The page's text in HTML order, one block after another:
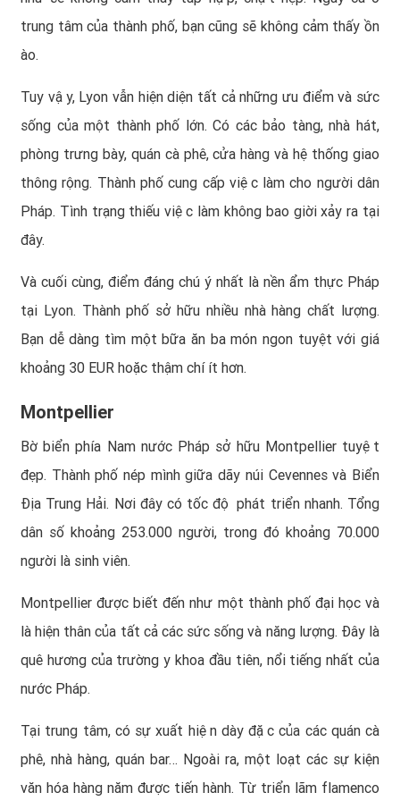
trung tâm của thành phố, bạn cũng sẽ không cảm thấy ồn
ào.
Tuy vậy, Lyon vẫn hiện diện tất cả những ưu điểm và sức
sống của một thành phố lớn. Có các bảo tàng, nhà hát,
phòng trưng bày, quán cà phê, cửa hàng và hệ thống giao
thông rộng. Thành phố cung cấp việc làm cho người dân
Pháp. Tình trạng thiếu việc làm không bao giời xảy ra tại
đây.
Và cuối cùng, điểm đáng chú ý nhất là nền ẩm thực Pháp
tại Lyon. Thành phố sở hữu nhiều nhà hàng chất lượng.
Bạn dễ dàng tìm một bữa ăn ba món ngon tuyệt với giá
khoảng 30 EUR hoặc thậm chí ít hơn.
Montpellier
Bờ biển phía Nam nước Pháp sở hữu Montpellier tuyệt
đẹp. Thành phố nép mình giữa dãy núi Cevennes và Biển
Địa Trung Hải. Nơi đây có tốc độ phát triển nhanh. Tổng
dân số khoảng 253.000 người, trong đó khoảng 70.000
người là sinh viên.
Montpellier được biết đến như một thành phố đại học và
là hiện thân của tất cả các sức sống và năng lượng. Đây là
quê hương của trường y khoa đầu tiên, nổi tiếng nhất của
nước Pháp.
Tại trung tâm, có sự xuất hiện dày đặc của các quán cà
phê, nhà hàng, quán bar… Ngoài ra, một loạt các sự kiện
văn hóa hàng năm được tiến hành. Từ triển lãm flamenco